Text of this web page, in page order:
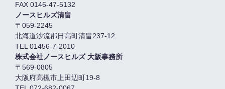
FAX 0146-47-5132
ノースヒルズ清畠
〒059-2245
北海道沙流郡日高町清畠237-12
TEL 01456-7-2010
株式会社ノースヒルズ 大阪事務所
〒569-0805
大阪府高槻市上田辺町19-8